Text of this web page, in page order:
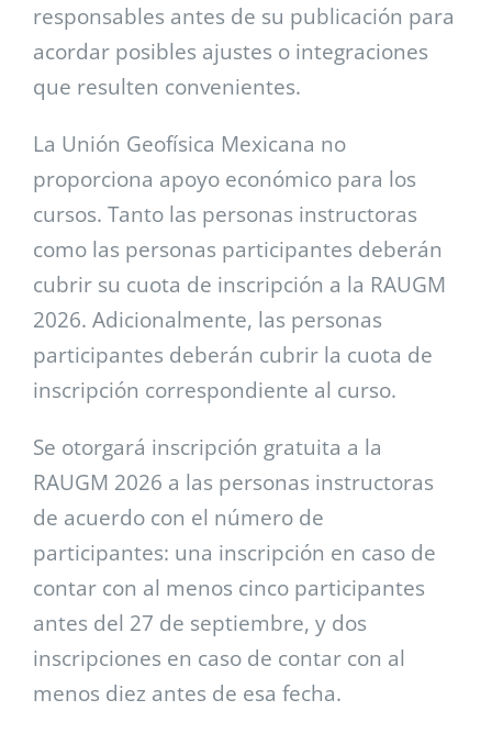
responsables antes de su publicación para
acordar posibles ajustes o integraciones
que resulten convenientes.
La Unión Geofísica Mexicana no
proporciona apoyo económico para los
cursos. Tanto las personas instructoras
como las personas participantes deberán
cubrir su cuota de inscripción a la RAUGM
2026. Adicionalmente, las personas
participantes deberán cubrir la cuota de
inscripción correspondiente al curso.
Se otorgará inscripción gratuita a la
RAUGM 2026 a las personas instructoras
de acuerdo con el número de
participantes: una inscripción en caso de
contar con al menos cinco participantes
antes del 27 de septiembre, y dos
inscripciones en caso de contar con al
menos diez antes de esa fecha.